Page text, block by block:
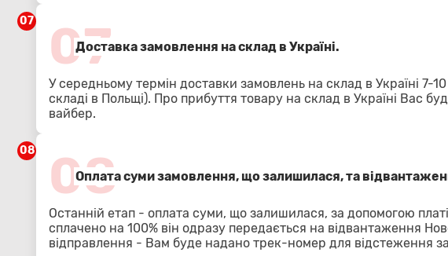
07 07
Доставка замовлення на склад в Україні.
У середньому термін доставки замовлень на склад в Україні
складі в Польщі). Про прибуття товару на склад в Україні Вас
вайбер.
08 08
Оплата суми замовлення, що залишилася, та
Останній етап - оплата суми, що залишилася, за допомогою
сплачено на 100% він одразу передається на відвантаження
відправлення - Вам буде надано трек-номер для відстеження